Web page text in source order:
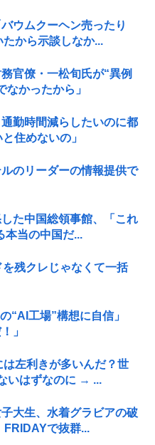
ウムクーヘン売ったり
から示談しなか...
官僚・一松旬氏が“異例
かったから」
勤時間減らしたいのに都
住めないの」
のリーダーの情報提供で
た中国総領事館、「これ
本当の中国だ...
残クレじゃなくて一括
“AI工場”構想に自信」
」
は左利きが多いんだ？世
いはずなのに → ...
大生、水着グラビアの破
FRIDAYで抜群...